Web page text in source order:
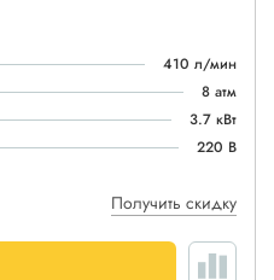
410 л/мин
8 атм
3.7 кВт
220 В
Получить скидку